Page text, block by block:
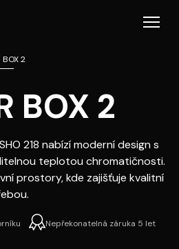
BOX 2
BOX 2
218 nabízí moderní design s
teplotou chromatičnosti.
prostory, kde zajišťuje kvalitní
Nepřekonatelná záruka 5 let